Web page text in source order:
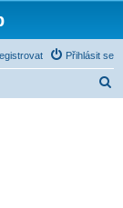
Přihlásit se